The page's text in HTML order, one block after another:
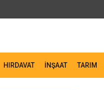
HIRDAVAT İNŞAAT TARIM